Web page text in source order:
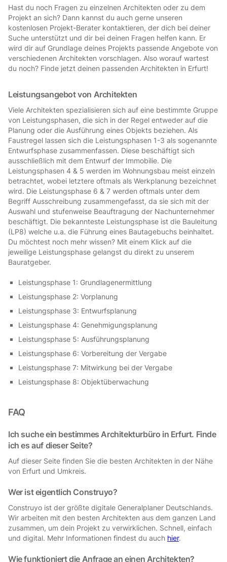
Hast du noch Fragen zu einzelnen Architekten oder zu dem
Projekt an sich? Dann kannst du auch gerne unseren
kostenlosen Projekt-Berater kontaktieren, der dich bei deiner
Suche unterstützt und dir bei deinen Fragen helfen kann. Er
wird dir auf Grundlage deines Projekts passende Angebote von
verschiedenen Architekten vorschlagen. Also worauf wartest
du noch? Finde jetzt deinen passenden Architekten in Erfurt!
Leistungsangebot von Architekten
Viele Architekten spezialisieren sich auf eine bestimmte Gruppe
von Leistungsphasen, die sich in der Regel entweder auf die
Planung oder die Ausführung eines Objekts beziehen. Als
Faustregel lassen sich die Leistungsphasen 1-3 als sogenannte
Entwurfsphase zusammenfassen. Diese beschäftigt sich
ausschließlich mit dem Entwurf der Immobilie. Die
Leistungsphasen 4 & 5 werden im Wohnungsbau meist einzeln
betrachtet, wobei letztere oftmals als Werkplanung bezeichnet
wird. Die Leistungsphase 6 & 7 werden oftmals unter dem
Begriff Ausschreibung zusammengefasst, da sie sich mit der
Auswahl und stufenweise Beauftragung der Nachunternehmer
beschäftigt. Die bekannteste Leistungsphase ist die Bauleitung
(LP8) welche u.a. die Führung eines Bautagebuchs beinhaltet.
Du möchtest noch mehr wissen? Mit einem Klick auf die
jeweilige Leistungsphase gelangst du direkt zu unserem
Bauratgeber.
Leistungsphase 1: Grundlagenermittlung
Leistungsphase 2: Vorplanung
Leistungsphase 3: Entwurfsplanung
Leistungsphase 4: Genehmigungsplanung
Leistungsphase 5: Ausführungsplanung
Leistungsphase 6: Vorbereitung der Vergabe
Leistungsphase 7: Mitwirkung bei der Vergabe
Leistungsphase 8: Objektüberwachung
FAQ
Ich suche ein bestimmes Architekturbüro in Erfurt. Finde
ich es auf dieser Seite?
Auf dieser Seite finden Sie die besten Architekten in der Nähe
von Erfurt und Umkreis.
Wer ist eigentlich Construyo?
Construyo ist der größte digitale Generalplaner Deutschlands.
Wir arbeiten mit den besten Architekten aus dem ganzen Land
zusammen, um dein Projekt zu verwirklichen. Schnell, einfach
und digital. Mehr Informationen findest du auch hier.
Wie funktioniert die Anfrage an einen Architekten?